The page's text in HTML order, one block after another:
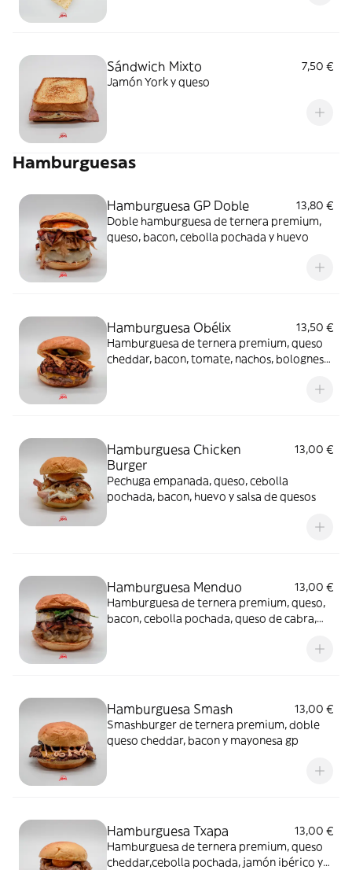
Sándwich Mixto
7,50 €
Jamón York y queso
Hamburguesas
Hamburguesa GP Doble
13,80 €
Doble hamburguesa de ternera premium,
queso, bacon, cebolla pochada y huevo
Hamburguesa Obélix
13,50 €
Hamburguesa de ternera premium, queso
cheddar, bacon, tomate, nachos, bolognesa,
Hamburguesa Chicken
Burger
13,00 €
Pechuga empanada, queso, cebolla
pochada, bacon, huevo y salsa de quesos
Hamburguesa Menduo
13,00 €
Hamburguesa de ternera premium, queso,
bacon, cebolla pochada, queso de cabra,
Hamburguesa Smash
13,00 €
Smashburger de ternera premium, doble
queso cheddar, bacon y mayonesa gp
Hamburguesa Txapa
13,00 €
Hamburguesa de ternera premium, queso
cheddar,cebolla pochada, jamón ibérico y